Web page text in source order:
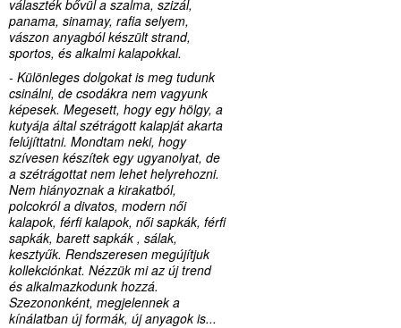
választék bővül a szalma, szizál,
panama, sinamay, rafia selyem,
vászon anyagból készült strand,
sportos, és alkalmi kalapokkal.
- Különleges dolgokat is meg tudunk
csinálni, de csodákra nem vagyunk
képesek. Megesett, hogy egy hölgy, a
kutyája által szétrágott kalapját akarta
felújíttatni. Mondtam neki, hogy
szívesen készítek egy ugyanolyat, de
a szétrágottat nem lehet helyrehozni.
Nem hiányoznak a kirakatból,
polcokról a divatos, modern női
kalapok, férfi kalapok, női sapkák, férfi
sapkák, barett sapkák , sálak,
kesztyűk. Rendszeresen megújítjuk
kollekciónkat. Nézzük mi az új trend
és alkalmazkodunk hozzá.
Szezononként, megjelennek a
kínálatban új formák, új anyagok is...